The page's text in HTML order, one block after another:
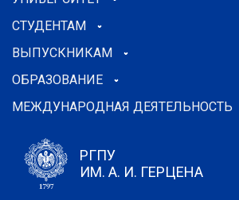
СТУДЕНТАМ
ВЫПУСКНИКАМ
ОБРАЗОВАНИЕ
МЕЖДУНАРОДНАЯ ДЕЯТЕЛЬНОСТЬ
РГПУ
ИМ. А. И. ГЕРЦЕНА